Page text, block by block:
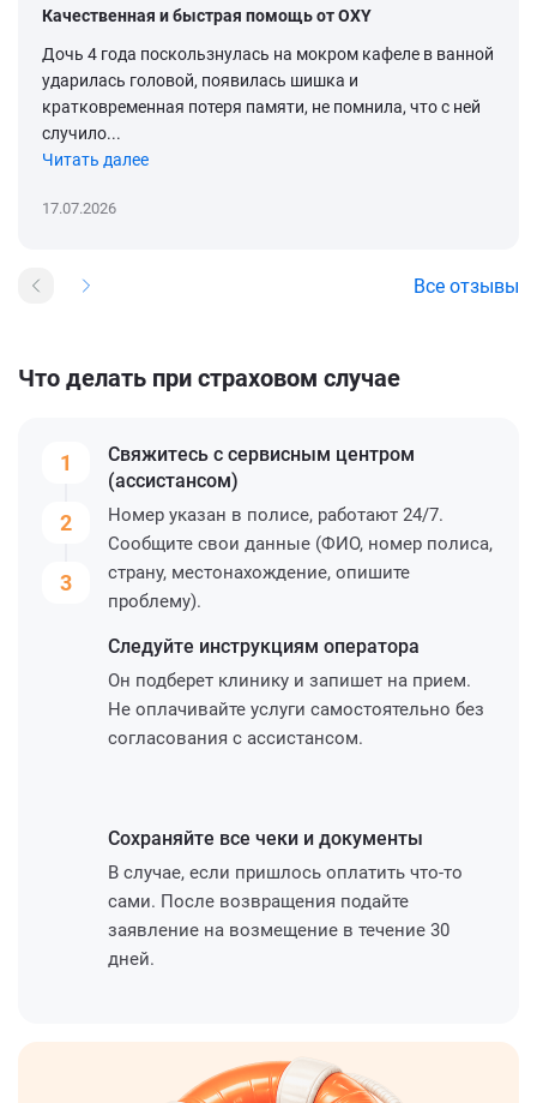
Качественная и быстрая помощь от OXY
Дочь 4 года поскользнулась на мокром кафеле в ванной
ударилась головой, появилась шишка и
кратковременная потеря памяти, не помнила, что с ней
случило...
Читать далее
17.07.2026
Все отзывы
Что делать при страховом случае
1
2
3
Свяжитесь с сервисным центром
(ассистансом)
Номер указан в полисе, работают 24/7.
Сообщите свои данные (ФИО, номер полиса,
страну, местонахождение, опишите
проблему).
Следуйте инструкциям оператора
Он подберет клинику и запишет на прием.
Не оплачивайте услуги самостоятельно без
согласования с ассистансом.
Сохраняйте все чеки и документы
В случае, если пришлось оплатить что-то
сами. После возвращения подайте
заявление на возмещение в течение 30
дней.